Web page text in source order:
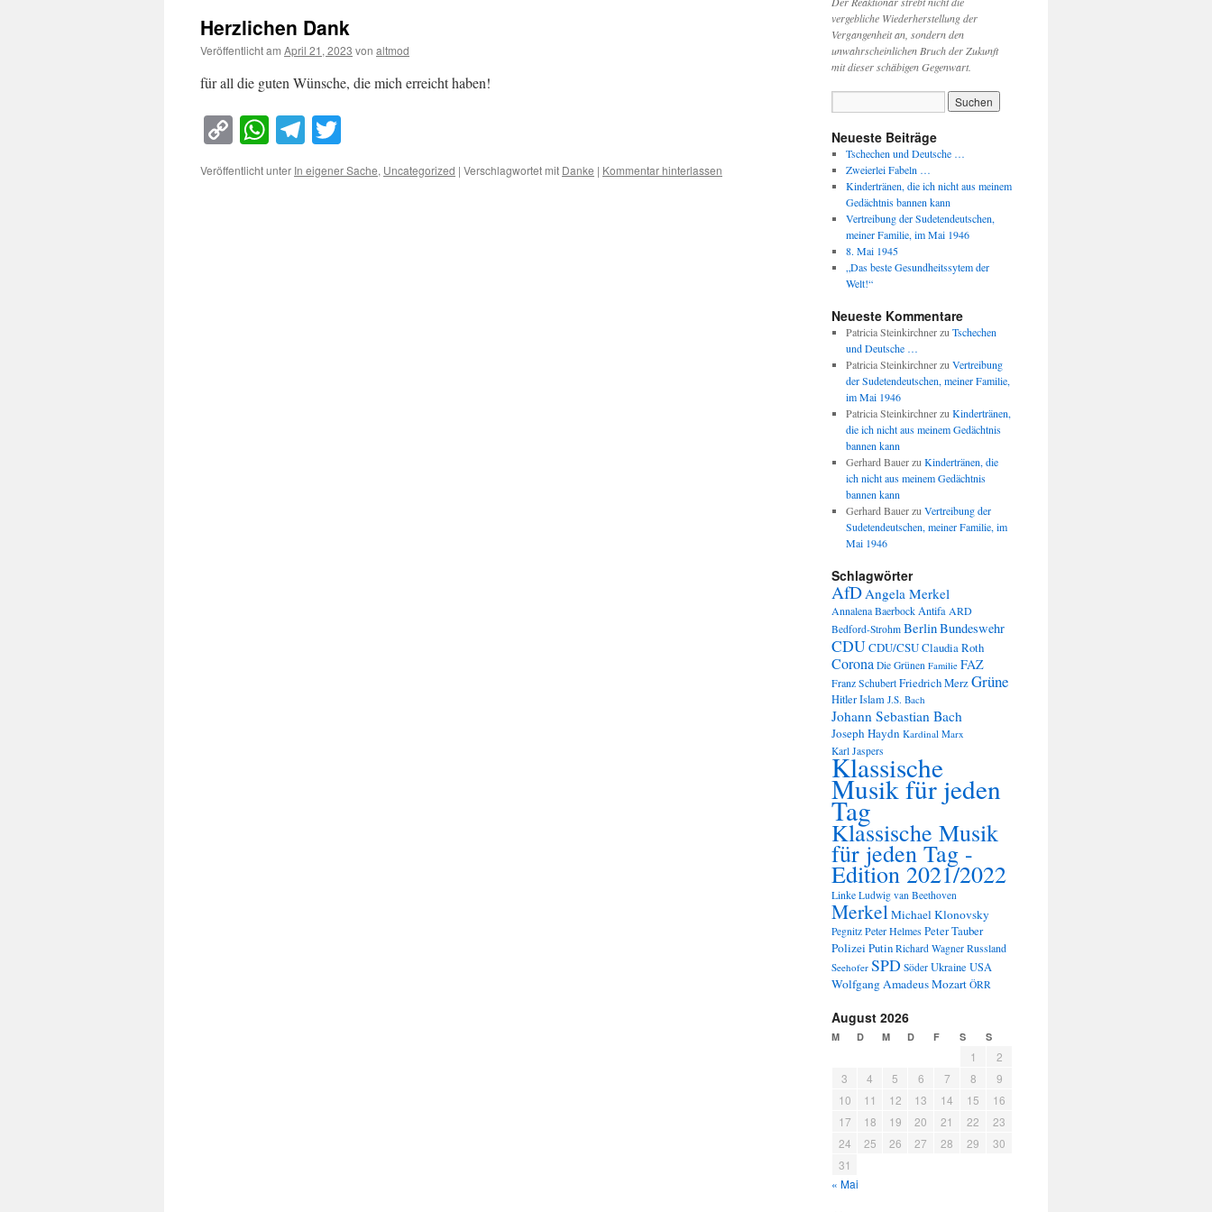
Herzlichen Dank
Veröffentlicht am April 21, 2023 von altmod
für all die guten Wünsche, die mich erreicht haben!
Copy
Link
WhatsApp
Telegram
Veröffentlicht unter In eigener Sache, Uncategorized | Verschlagwortet mit Danke | Kommentar hinterlassen
vergebliche Wiederherstellung der
Vergangenheit an, sondern den
unwahrscheinlichen Bruch der Zukunft
mit dieser schäbigen Gegenwart.
Neueste Beiträge
Tschechen und Deutsche …
Zweierlei Fabeln …
Kindertränen, die ich nicht aus meinem
Gedächtnis bannen kann
Vertreibung der Sudetendeutschen,
meiner Familie, im Mai 1946
8. Mai 1945
„Das beste Gesundheitssytem der
Welt!“
Neueste Kommentare
Patricia Steinkirchnerzu Tschechen
und Deutsche …
Patricia Steinkirchnerzu Vertreibung
der Sudetendeutschen, meiner Familie,
im Mai 1946
Patricia Steinkirchnerzu Kindertränen,
die ich nicht aus meinem Gedächtnis
bannen kann
Gerhard Bauerzu Kindertränen, die
ich nicht aus meinem Gedächtnis
bannen kann
Gerhard Bauerzu Vertreibung der
Sudetendeutschen, meiner Familie, im
Mai 1946
Schlagwörter
AfDAngela Merkel
Annalena BaerbockAntifa ARD
Bedford-Strohm BerlinBundeswehr
CDUCDU/CSUClaudia Roth
Corona Die Grünen Familie FAZ
Franz SchubertFriedrich MerzGrüne
HitlerIslam J.S. Bach
Johann Sebastian Bach
Joseph Haydn Kardinal Marx
Karl Jaspers
Klassische
Musik für jeden
Tag
Klassische Musik
für jeden Tag -
Edition 2021/2022
Linke Ludwig van Beethoven
MerkelMichael Klonovsky
Pegnitz Peter HelmesPeter Tauber
PolizeiPutin Richard Wagner Russland
Seehofer SPD Söder Ukraine USA
Wolfgang Amadeus Mozart ÖRR
August 2026
M D M D F S S
1
2
3
4 5 6 7 8
9
10
11 12 13 14 15
16
17
18 19 20 21 22
23
24
25 26 27 28 29
30
31
« Mai